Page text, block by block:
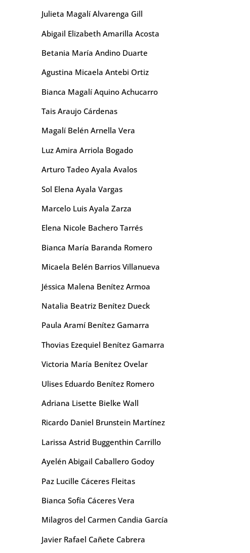
Julieta Magalí Alvarenga Gill
Abigail Elizabeth Amarilla Acosta
Betania María Andino Duarte
Agustina Micaela Antebi Ortiz
Bianca Magalí Aquino Achucarro
Tais Araujo Cárdenas
Magalí Belén Arnella Vera
Luz Amira Arriola Bogado
Arturo Tadeo Ayala Avalos
Sol Elena Ayala Vargas
Marcelo Luis Ayala Zarza
Elena Nicole Bachero Tarrés
Bianca María Baranda Romero
Micaela Belén Barrios Villanueva
Jéssica Malena Benítez Armoa
Natalia Beatriz Benítez Dueck
Paula Aramí Benítez Gamarra
Thovias Ezequiel Benítez Gamarra
Victoria María Benítez Ovelar
Ulises Eduardo Benítez Romero
Adriana Lisette Bielke Wall
Ricardo Daniel Brunstein Martínez
Larissa Astrid Buggenthin Carrillo
Ayelén Abigail Caballero Godoy
Paz Lucille Cáceres Fleitas
Bianca Sofía Cáceres Vera
Milagros del Carmen Candia García
Javier Rafael Cañete Cabrera